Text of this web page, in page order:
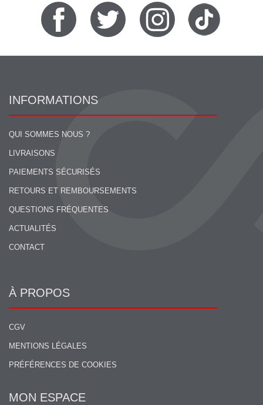
INFORMATIONS
QUI SOMMES NOUS ?
LIVRAISONS
PAIEMENTS SÉCURISÉS
RETOURS ET REMBOURSEMENTS
QUESTIONS FRÉQUENTES
ACTUALITÉS
CONTACT
À PROPOS
CGV
MENTIONS LÉGALES
PRÉFÉRENCES DE COOKIES
MON ESPACE